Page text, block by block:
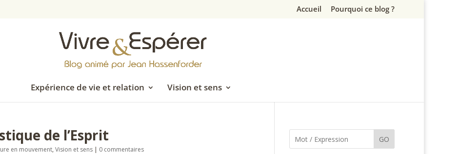
Accueil Pourquoi ce blog ?
Expérience de vie et relation Vision et sens
de l’Esprit
en mouvement, Vision et sens | 0 commentaires
GO